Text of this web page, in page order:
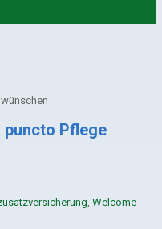
puncto Pflege
Welcome